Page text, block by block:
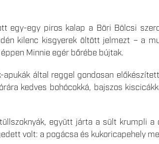
egy-egy piros kalap a Böri Bölcsi
kilenc kisgyerek öltött jelmezt – a
Minnie egér bőrébe bújtak.
által reggel gondosan
kedves bohócokká, bajszos
együtt járta a sült krumpli
volt: a pogácsa és kukoricapehely